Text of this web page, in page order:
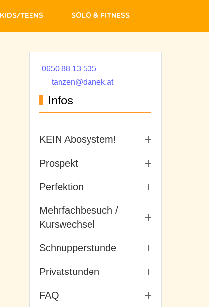
Kids/Teens Solo & Fitness
0650 88 13 535
tanzen@danek.at
Infos
KEIN Abosystem!
Prospekt
Perfektion
Mehrfachbesuch /
Kurswechsel
Schnupperstunde
Privatstunden
FAQ